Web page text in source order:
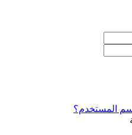
المستخدم؟